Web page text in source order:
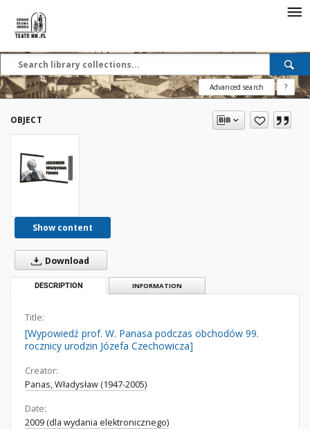
Advanced search ?
OBJECT
Show content
Download
DESCRIPTION INFORMATION
Title:
[Wypowiedź prof. W. Panasa podczas obchodów 99.
rocznicy urodzin Józefa Czechowicza]
Creator:
Panas, Władysław (1947-2005)
Date:
2009 (dla wydania elektronicznego)